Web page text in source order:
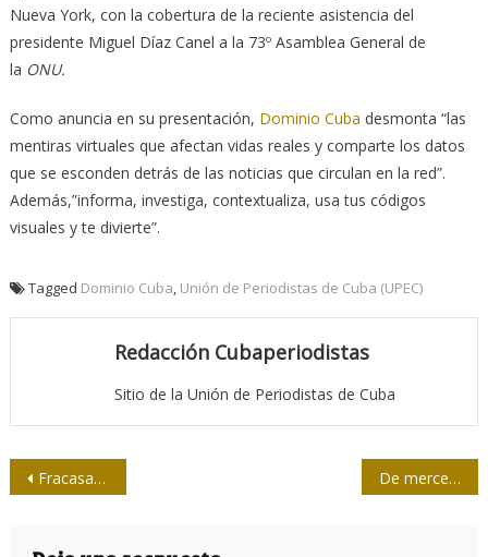
Nueva York, con la cobertura de la reciente asistencia del
presidente Miguel Díaz Canel a la 73º Asamblea General de
la ONU.
Como anuncia en su presentación, Dominio Cuba desmonta “las
mentiras virtuales que afectan vidas reales y comparte los datos
que se esconden detrás de las noticias que circulan en la red”.
Además,”informa, investiga, contextualiza, usa tus códigos
visuales y te divierte”.
Tagged Dominio Cuba, Unión de Periodistas de Cuba (UPEC)
Redacción Cubaperiodistas
Sitio de la Unión de Periodistas de Cuba
Navegación
Fracasa show anticubano para justificar el bloqueo De mercenario y mentiroso a refugiado político